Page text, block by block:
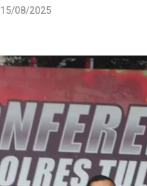
15/08/2025